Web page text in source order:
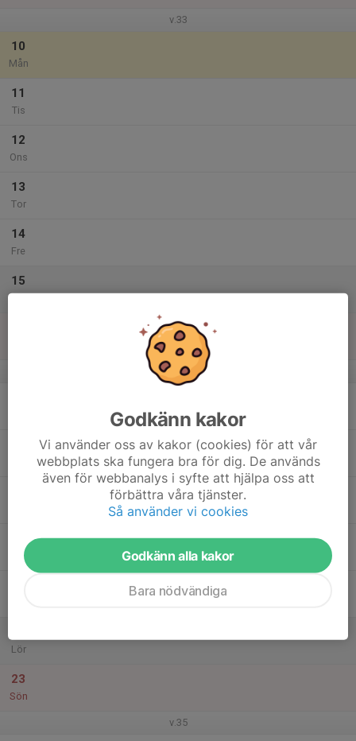
v.33
10
Mån
11
Tis
12
Ons
13
Tor
14
Fre
15
v.34
Tor
Lör
23
Sön
v.35
Godkänn kakor
Vi använder oss av kakor (cookies) för att vår
webbplats ska fungera bra för dig. De används
även för webbanalys i syfte att hjälpa oss att
förbättra våra tjänster.
Så använder vi cookies
Godkänn alla kakor
Bara nödvändiga